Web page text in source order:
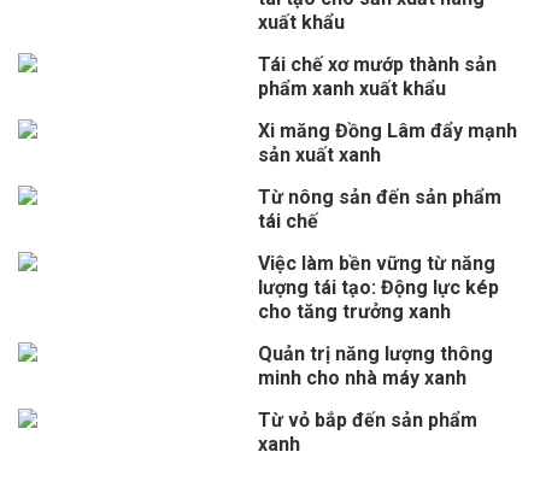
xuất khẩu
Tái chế xơ mướp thành sản
phẩm xanh xuất khẩu
Xi măng Đồng Lâm đẩy mạnh
sản xuất xanh
Từ nông sản đến sản phẩm
tái chế
Việc làm bền vững từ năng
lượng tái tạo: Động lực kép
cho tăng trưởng xanh
Quản trị năng lượng thông
minh cho nhà máy xanh
Từ vỏ bắp đến sản phẩm
xanh